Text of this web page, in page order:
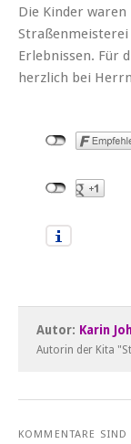
Die Kinder
Erlebnissen. Für
herzlich bei
Autor: Karin
Autorin der Kita
KOMMENTARE SIND